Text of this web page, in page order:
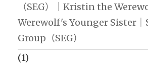
（SEG）｜Kristin the
Werewolf's Younger Sister
Group（SEG）
(1)